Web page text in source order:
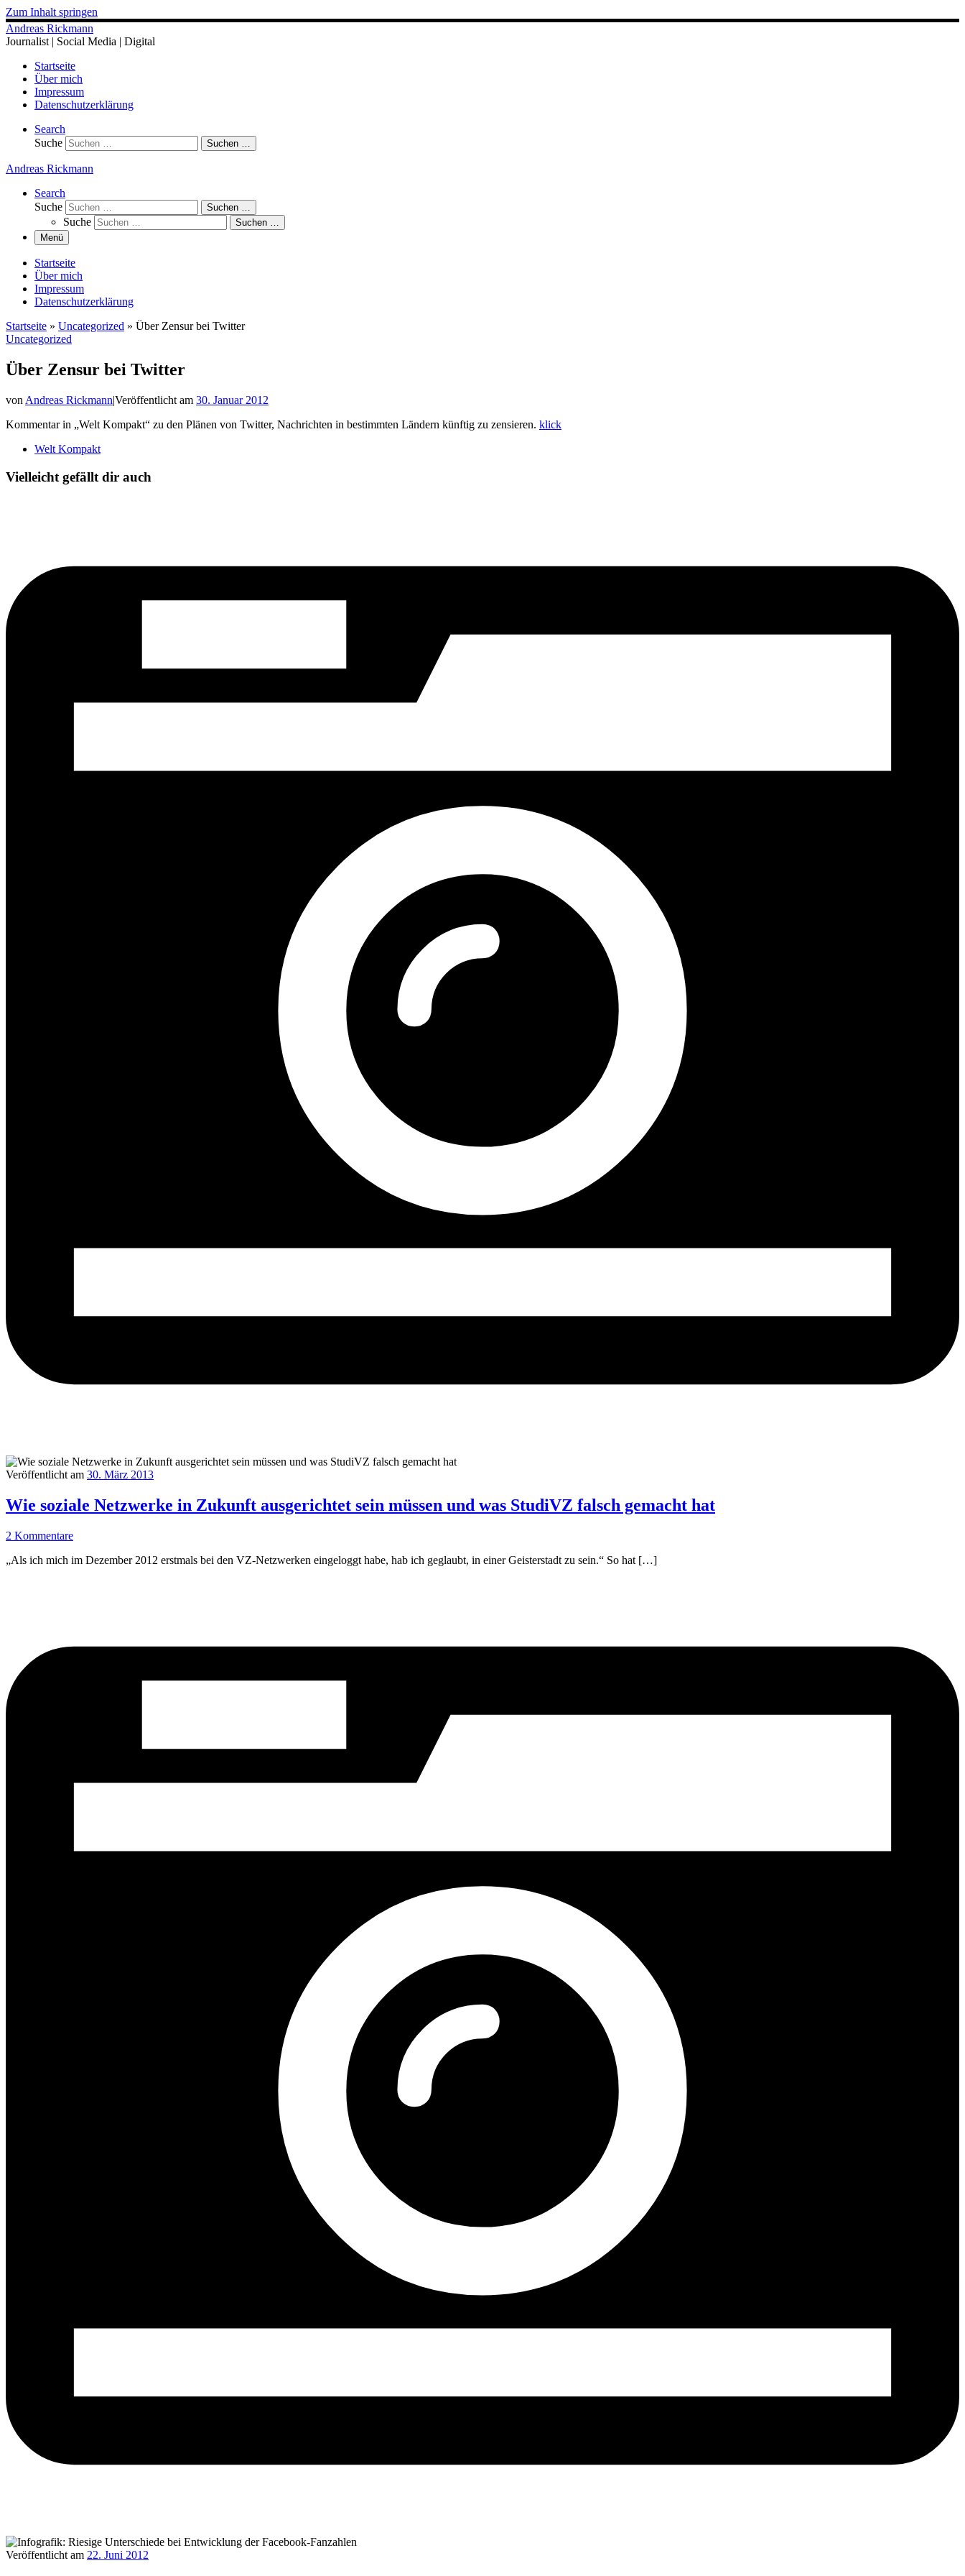
Zum Inhalt springen
Andreas Rickmann
Journalist | Social Media | Digital
Startseite
Über mich
Impressum
Datenschutzerklärung
Search
Suche
Suchen …
Andreas Rickmann
Search
Suche
Suchen …
Suche
Suchen …
Menü
Startseite
Über mich
Impressum
Datenschutzerklärung
Startseite » Uncategorized » Über Zensur bei Twitter
Uncategorized
Über Zensur bei Twitter
von Andreas Rickmann|Veröffentlicht am 30. Januar 2012
Kommentar in „Welt Kompakt“ zu den Plänen von Twitter, Nachrichten in bestimmten Ländern künftig zu zensieren. klick
Welt Kompakt
Vielleicht gefällt dir auch
Veröffentlicht am 30. März 2013
Wie soziale Netzwerke in Zukunft ausgerichtet sein müssen und was StudiVZ falsch gemacht hat
2 Kommentare
„Als ich mich im Dezember 2012 erstmals bei den VZ-Netzwerken eingeloggt habe, hab ich geglaubt, in einer Geisterstadt zu sein.“ So hat […]
Veröffentlicht am 22. Juni 2012